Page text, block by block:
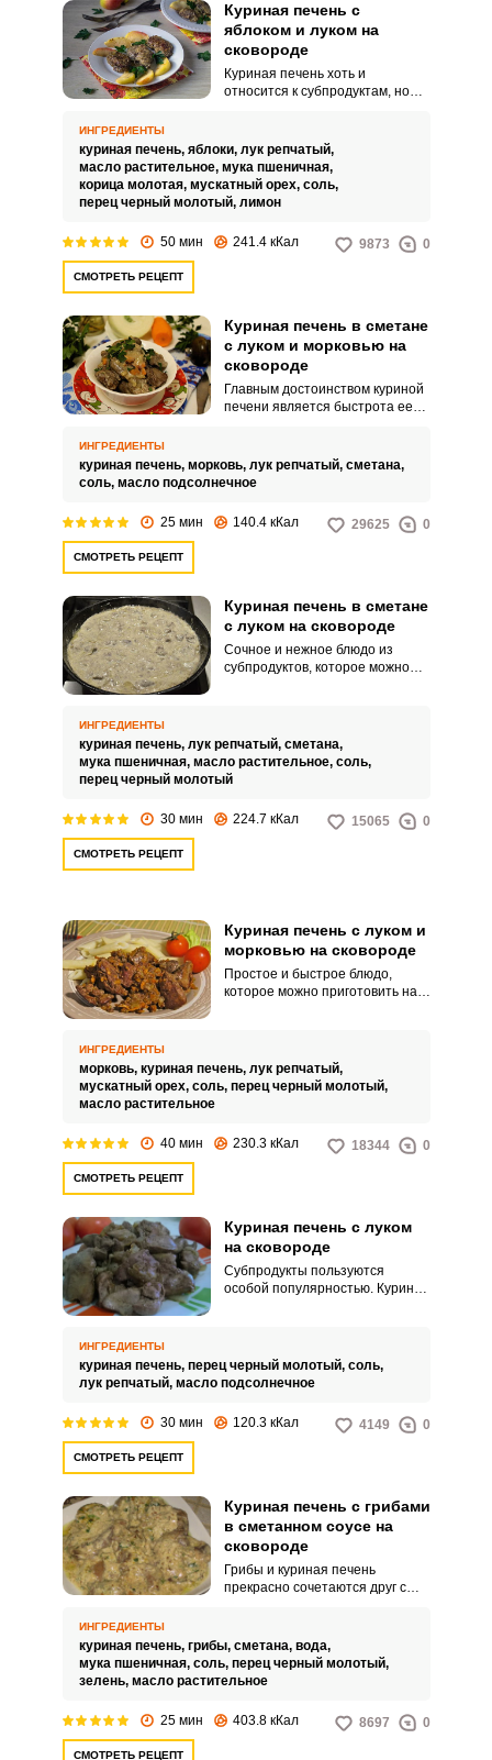
Куриная печень с
яблоком и луком на
сковороде
Куриная печень хоть и
относится к субпродуктам, но
и вкусные блюда. К тому же, с
печенью очень легко
экспериментировать, например,
яркие сладкие нотки можно
ИНГРЕДИЕНТЫ
куриная печень, яблоки, лук репчатый,
масло растительное, мука пшеничная,
корица молотая, мускатный орех, соль,
перец черный молотый, лимон
50 мин 241.4 кКал 9873 0
СМОТРЕТЬ РЕЦЕПТ
Куриная печень в сметане
с луком и морковью на
сковороде
Главным достоинством куриной
печени является быстрота ее
иммунитета.
ИНГРЕДИЕНТЫ
куриная печень, морковь, лук репчатый, сметана,
соль, масло подсолнечное
25 мин 140.4 кКал 29625 0
СМОТРЕТЬ РЕЦЕПТ
Куриная печень в сметане
с луком на сковороде
Сочное и нежное блюдо из
субпродуктов, которое можно
соус, он придает блюду
уникальный вкус.
ИНГРЕДИЕНТЫ
куриная печень, лук репчатый, сметана,
мука пшеничная, масло растительное, соль,
перец черный молотый
30 мин 224.7 кКал 15065 0
СМОТРЕТЬ РЕЦЕПТ
Куриная печень с луком и
морковью на сковороде
Простое и быстрое блюдо,
которое можно приготовить на
ИНГРЕДИЕНТЫ
морковь, куриная печень, лук репчатый,
мускатный орех, соль, перец черный молотый,
масло растительное
40 мин 230.3 кКал 18344 0
СМОТРЕТЬ РЕЦЕПТ
Куриная печень с луком
на сковороде
Субпродукты пользуются
особой популярностью. Куриная
ИНГРЕДИЕНТЫ
куриная печень, перец черный молотый, соль,
лук репчатый, масло подсолнечное
30 мин 120.3 кКал 4149 0
СМОТРЕТЬ РЕЦЕПТ
Куриная печень с грибами
в сметанном соусе на
сковороде
Грибы и куриная печень
прекрасно сочетаются друг с
нежной сметаны.
ИНГРЕДИЕНТЫ
куриная печень, грибы, сметана, вода,
мука пшеничная, соль, перец черный молотый,
зелень, масло растительное
25 мин 403.8 кКал 8697 0
СМОТРЕТЬ РЕЦЕПТ
ВХОД НА САЙТ РЕГИСТРАЦИЯ
Войдите